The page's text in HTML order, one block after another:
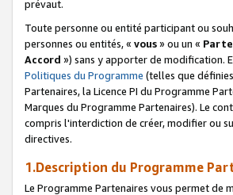
prévaut.
Toute personne ou entité participant ou
personnes ou entités, « vous» ou un «
Accord ») sans y apporter de modification.
Politiques du Programme (telles que
Partenaires, la Licence PI du Programme
Marques du Programme Partenaires). Le
compris l'interdiction de créer, modifier ou
directives.
1.Description du Programme
Le Programme Partenaires vous permet de